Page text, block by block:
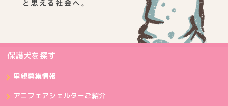
保護犬を探す
里親募集情報
アニフェアシェルターご紹介